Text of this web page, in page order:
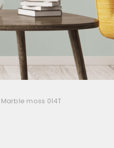
Marble moss 014T